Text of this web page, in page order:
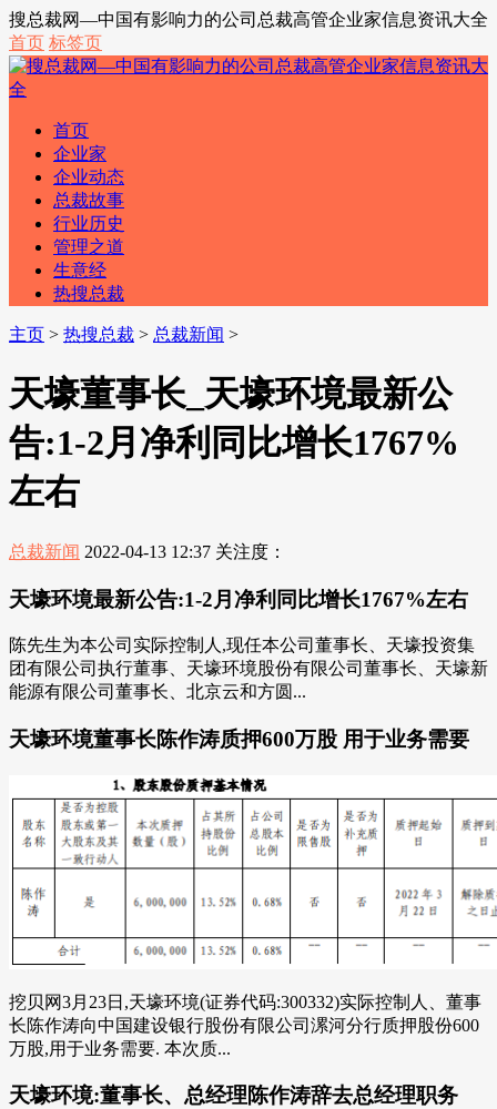
搜总裁网—中国有影响力的公司总裁高管企业家信息资讯大全
首页 标签页
首页
企业家
企业动态
总裁故事
行业历史
管理之道
生意经
热搜总裁
主页 > 热搜总裁 > 总裁新闻 >
天壕董事长_天壕环境最新公
告:1-2月净利同比增长1767%
左右
总裁新闻 2022-04-13 12:37 关注度：
天壕环境最新公告:1-2月净利同比增长1767%左右
陈先生为本公司实际控制人,现任本公司董事长、天壕投资集
团有限公司执行董事、天壕环境股份有限公司董事长、天壕新
能源有限公司董事长、北京云和方圆...
天壕环境董事长陈作涛质押600万股 用于业务需要
挖贝网3月23日,天壕环境(证券代码:300332)实际控制人、董事
长陈作涛向中国建设银行股份有限公司漯河分行质押股份600
万股,用于业务需要. 本次质...
天壕环境:董事长、总经理陈作涛辞去总经理职务